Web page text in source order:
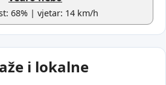
68% | vjetar: 14 km/h
i lokalne